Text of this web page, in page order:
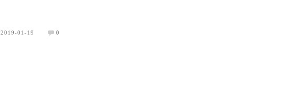
2019-01-19 0